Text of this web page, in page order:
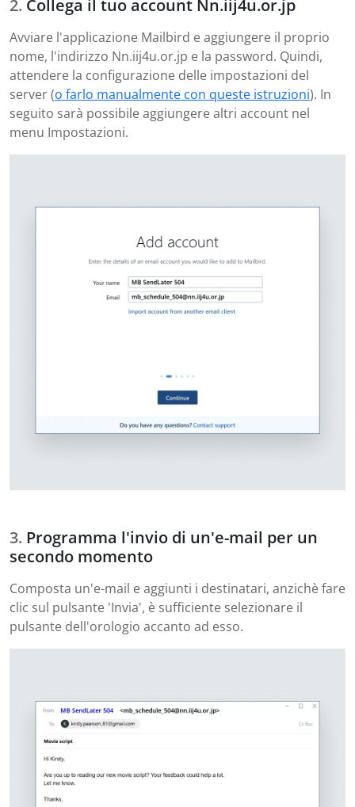
Collega il tuo account Nn.iij4u.or.jp
Avviare l'applicazione Mailbird e aggiungere il proprio
nome, l'indirizzo Nn.iij4u.or.jp e la password. Quindi,
attendere la configurazione delle impostazioni del
server (o farlo manualmente con queste istruzioni). In
seguito sarà possibile aggiungere altri account nel
menu Impostazioni.
Programma l'invio di un'e-mail per un
secondo momento
Composta un'e-mail e aggiunti i destinatari, anzichè fare
clic sul pulsante 'Invia', è sufficiente selezionare il
pulsante dell'orologio accanto ad esso.